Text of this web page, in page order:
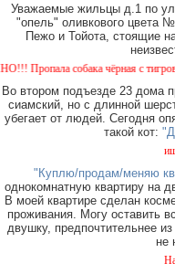
Уважаемые жильцы д.1 по
"опель" оливкового цвета
Пежо и Тойота, стоящие
собака чёрная с тигровым,
Во втором подъезде 23 дома
сиамский, но с длинной
убегает от людей. Сегодня
такой кот:
"Куплю/продам/меняю
однокомнатную квартиру на
В моей квартире сделан
проживания. Могу оставить
двушку, предпочтительнее
не